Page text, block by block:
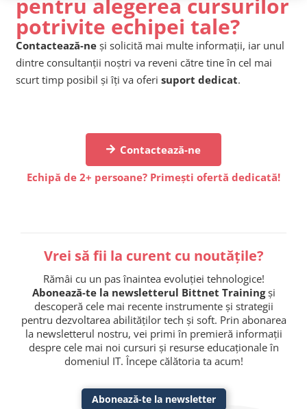
pentru alegerea cursurilor
potrivite echipei tale?
Contactează-ne și solicită mai multe informații, iar unul
dintre consultanții noștri va reveni către tine în cel mai
scurt timp posibil și îți va oferi suport dedicat.
Contactează-ne
Echipă de 2+ persoane? Primești ofertă dedicată!
Vrei să fii la curent cu noutățile?
Rămâi cu un pas înaintea evoluției tehnologice!
Abonează-te la newsletterul Bittnet Trainingși
descoperă cele mai recente instrumente și strategii
pentru dezvoltarea abilităților tech și soft. Prin abonarea
la newsletterul nostru, vei primi în premieră informații
despre cele mai noi cursuri și resurse educaționale în
domeniul IT. Începe călătoria ta acum!
Abonează-te la newsletter